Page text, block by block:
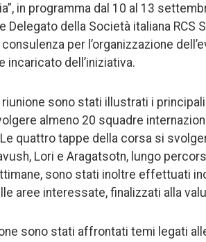
in programma dal 10 al 13
Delegato della Società italiana RCS
per l’organizzazione
incaricato dell’iniziativa.
sono stati illustrati i
almeno 20 squadre
quattro tappe della corsa si
Lori e Aragatsotn, lungo
sono stati inoltre effettuati
aree interessate, finalizzati alla
sono stati affrontati temi legati